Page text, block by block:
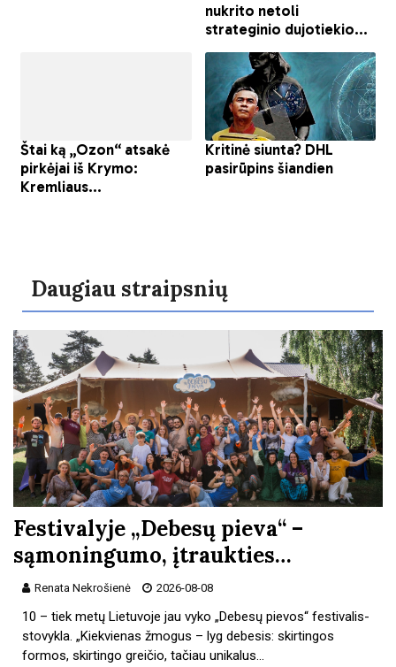
Daugiau straipsnių
Festivalyje „Debesų pieva“ –
sąmoningumo, įtraukties…
Renata Nekrošienė 2026-08-08
10 – tiek metų Lietuvoje jau vyko „Debesų pievos“ festivalis-
stovyk­la. „Kiekvienas žmogus – lyg debesis: skirtingos
formos, skirtingo greičio, tačiau unikalus…